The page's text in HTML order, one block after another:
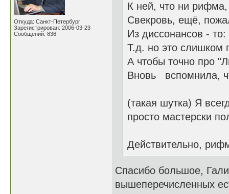
Откуда: Санкт-Петербург
Зарегистрирован: 2006-03-23
Сообщений: 836
К ней, что ни рифма,
Свекровь, ещё,
Из диссонансов - то:
Т.д. но это слишком
А чтобы точно про
Вновь вспомнила,
(такая шутка) Я
просто мастерски
Действительно,
Спасибо большое,
вышеперечисленных